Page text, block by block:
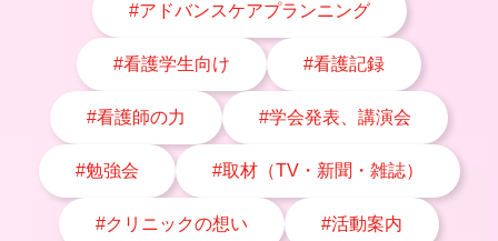
#アドバンスケアプランニング
#看護学生向け #看護記録
#看護師の力 #学会発表、講演会
#勉強会 #取材（TV・新聞・雑誌）
#クリニックの想い #活動案内